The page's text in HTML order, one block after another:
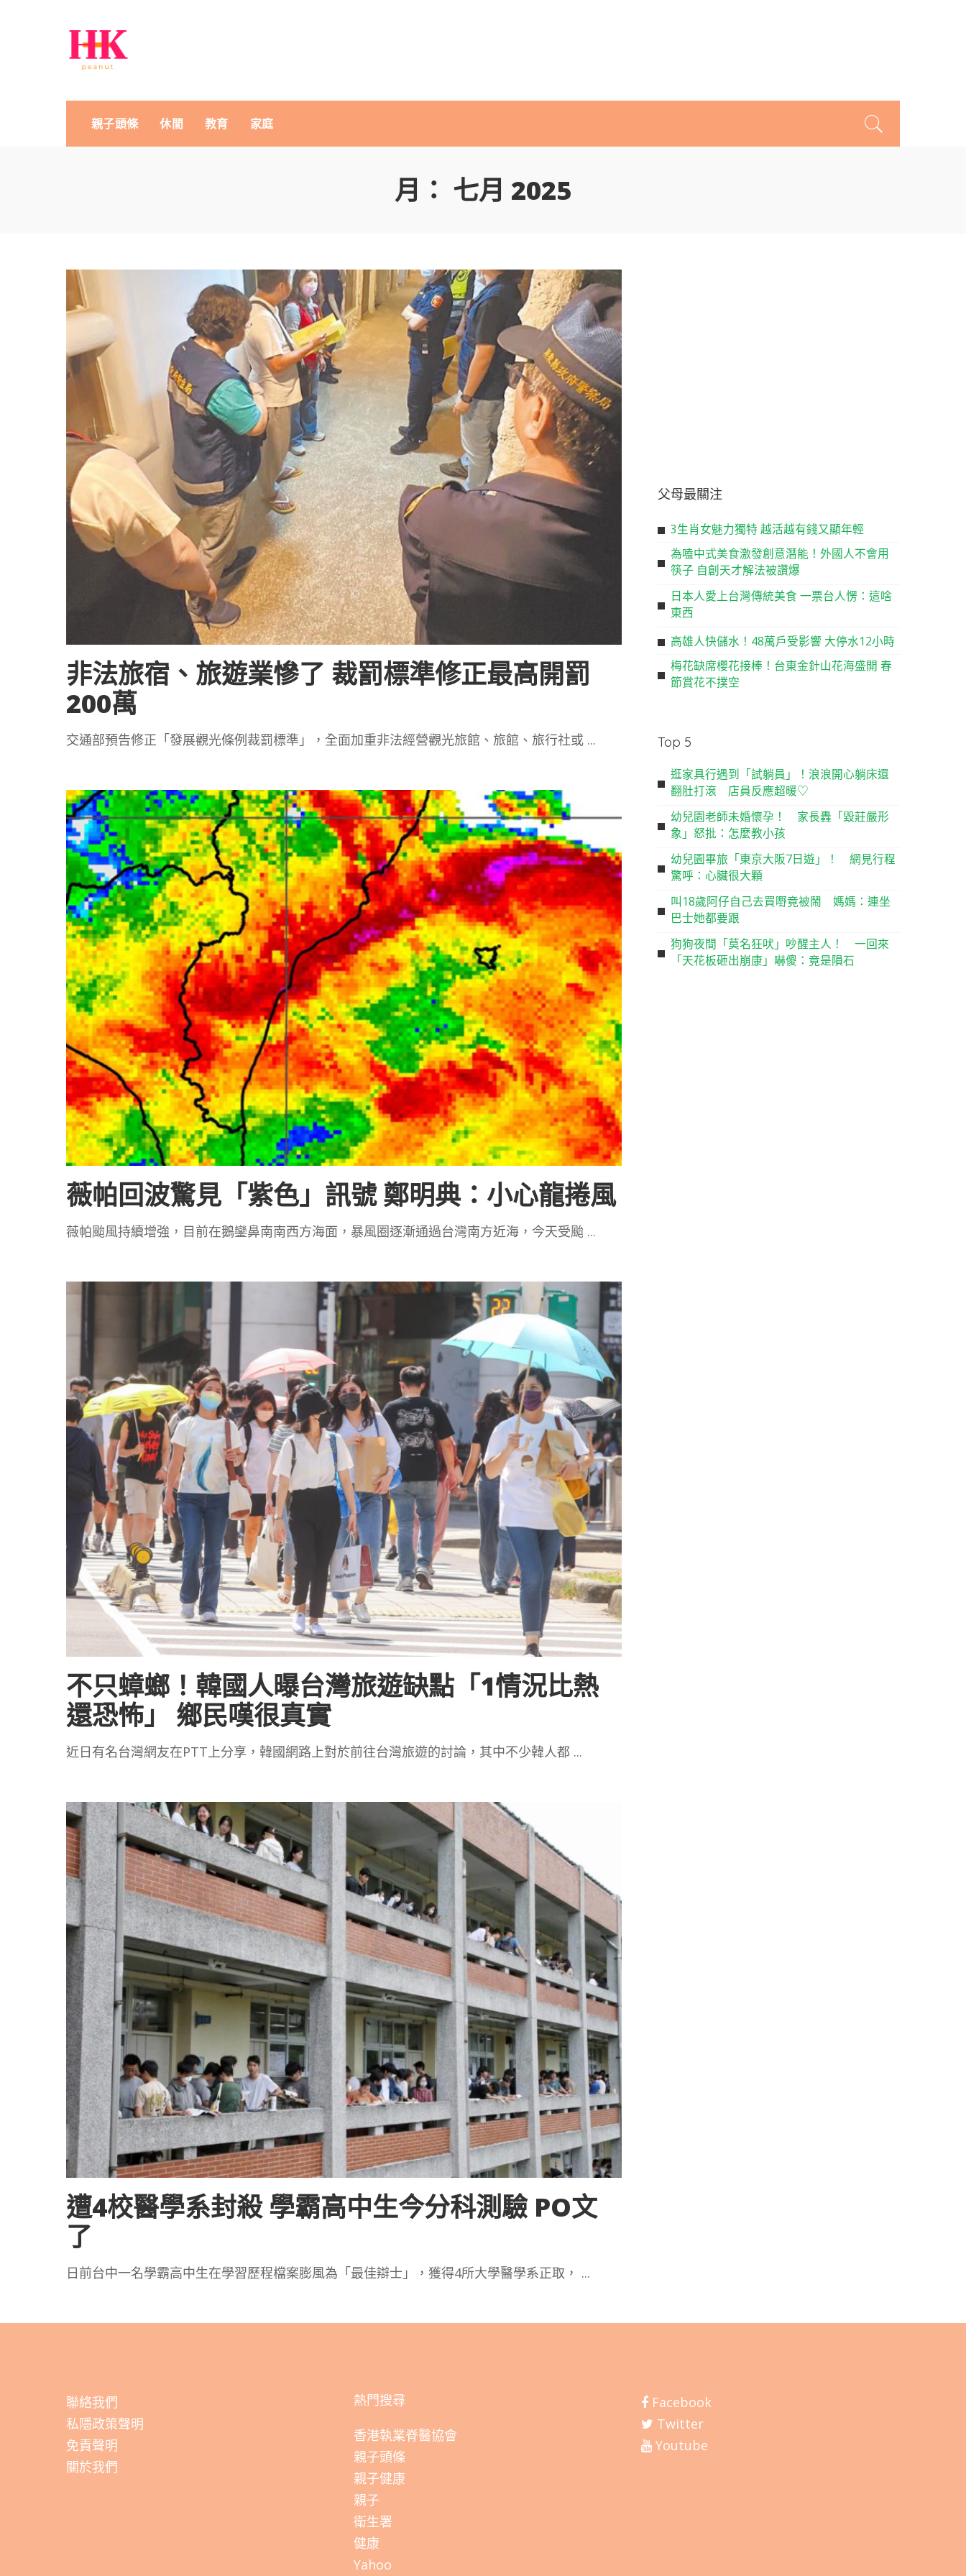
親子頭條 休閒 教育 家庭
月： 七月 2025
非法旅宿、旅遊業慘了 裁罰標準修正最高開罰
200萬
交通部預告修正「發展觀光條例裁罰標準」，全面加重非法經營觀光旅館、旅館、旅行社或 ...
薇帕回波驚見「紫色」訊號 鄭明典：小心龍捲風
薇帕颱風持續增強，目前在鵝鑾鼻南南西方海面，暴風圈逐漸通過台灣南方近海，今天受颱 ...
不只蟑螂！韓國人曝台灣旅遊缺點「1情況比熱
還恐怖」 鄉民嘆很真實
近日有名台灣網友在PTT上分享，韓國網路上對於前往台灣旅遊的討論，其中不少韓人都 ...
遭4校醫學系封殺 學霸高中生今分科測驗 PO文
了
日前台中一名學霸高中生在學習歷程檔案膨風為「最佳辯士」，獲得4所大學醫學系正取， ...
父母最關注
3生肖女魅力獨特 越活越有錢又顯年輕
為嗑中式美食激發創意潛能！外國人不會用
筷子 自創天才解法被讚爆
日本人愛上台灣傳統美食 一票台人愣：這啥
東西
高雄人快儲水！48萬戶受影響 大停水12小時
梅花缺席櫻花接棒！台東金針山花海盛開 春
節賞花不撲空
Top 5
逛家具行遇到「試躺員」！浪浪開心躺床還
翻肚打滾 店員反應超暖♡
幼兒園老師未婚懷孕！ 家長轟「毀莊嚴形
象」怒批：怎麼教小孩
幼兒園畢旅「東京大阪7日遊」！ 網見行程
驚呼：心臟很大顆
叫18歲阿仔自己去買嘢竟被鬧 媽媽：連坐
巴士她都要跟
狗狗夜間「莫名狂吠」吵醒主人！ 一回來
「天花板砸出崩康」嚇傻：竟是隕石
聯絡我們
私隱政策聲明
免責聲明
關於我們
熱門搜尋
香港執業脊醫協會
親子頭條
親子健康
親子
衛生署
健康
Yahoo
Facebook
Twitter
Youtube